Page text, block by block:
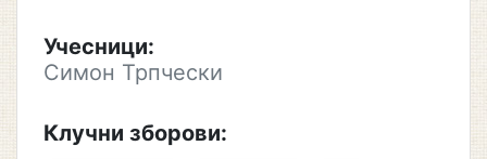
Учесници:
Симон Трпчески
Клучни зборови: